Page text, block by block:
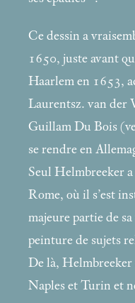
Ce dessin a
1650, juste avant
Haarlem en 1653,
Laurentsz. van der
Guillam Du Bois
se rendre en
Seul Helmbreeker a
Rome, où il s’est
majeure partie de
peinture de sujets
De là, Helmbreeker
Naples et Turin et